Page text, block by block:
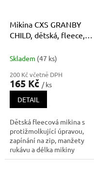
Mikina CXS GRANBY
CHILD, dětská, fleece,
Skladem (47 ks)
200 Kč včetně DPH
165 Kč / ks
DETAIL
Dětská fleecová mikina s
protižmolkující úpravou,
zapínání na zip, manžety
rukávu a délka mikiny
zakončeny gumičkou, boční